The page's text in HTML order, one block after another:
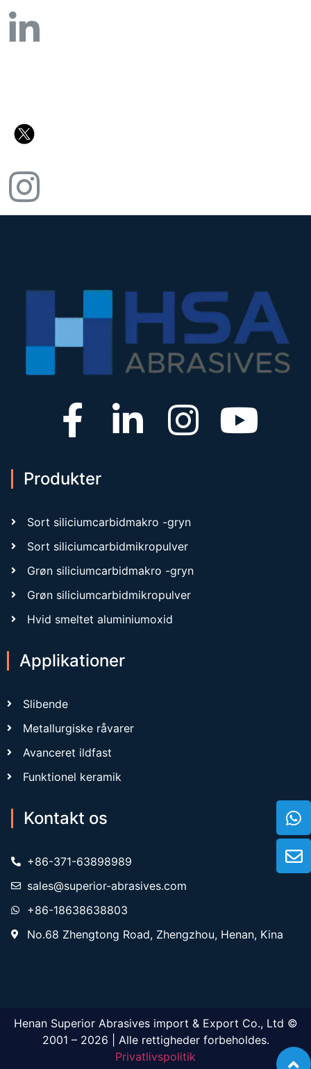
Produkter
Sort siliciumcarbidmakro -gryn
Sort siliciumcarbidmikropulver
Grøn siliciumcarbidmakro -gryn
Grøn siliciumcarbidmikropulver
Hvid smeltet aluminiumoxid
Applikationer
Slibende
Metallurgiske råvarer
Avanceret ildfast
Funktionel keramik
Kontakt os
+86-371-63898989
sales@superior-abrasives.com
+86-18638638803
No.68 Zhengtong Road, Zhengzhou, Henan, Kina
Henan Superior Abrasives import & Export Co., Ltd ©
2001 – 2026 | Alle rettigheder forbeholdes.
Privatlivspolitik